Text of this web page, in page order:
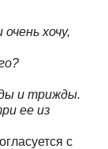
хочу,
и трижды.
ее из
с